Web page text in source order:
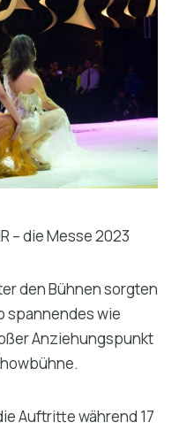
– die Messe 2023
den Bühnen sorgten
spannendes wie
Anziehungspunkt
Auftritte während 17